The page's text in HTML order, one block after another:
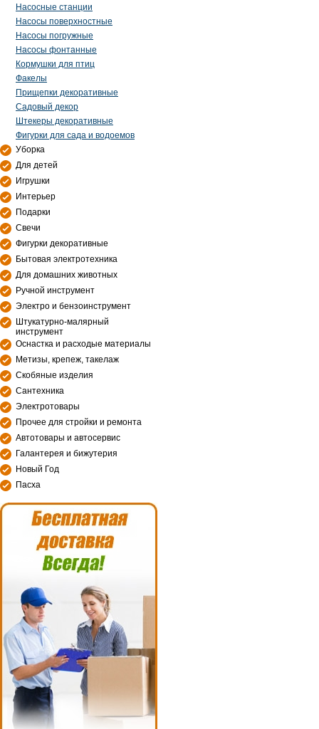
Насосные станции
Насосы поверхностные
Насосы погружные
Насосы фонтанные
Кормушки для птиц
Факелы
Прищепки декоративные
Садовый декор
Штекеры декоративные
Фигурки для сада и водоемов
Уборка
Для детей
Игрушки
Интерьер
Подарки
Свечи
Фигурки декоративные
Бытовая электротехника
Для домашних животных
Ручной инструмент
Электро и бензоинструмент
Штукатурно-малярный
инструмент
Оснастка и расходые материалы
Метизы, крепеж, такелаж
Скобяные изделия
Сантехника
Электротовары
Прочее для стройки и ремонта
Автотовары и автосервис
Галантерея и бижутерия
Новый Год
Пасха